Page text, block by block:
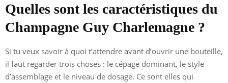
Quelles sont les caractéristiques du
Champagne Guy Charlemagne ?
Si tu veux savoir à quoi t’attendre avant d’ouvrir une bouteille,
il faut regarder trois choses : le cépage dominant, le style
d’assemblage et le niveau de dosage. Ce sont elles qui